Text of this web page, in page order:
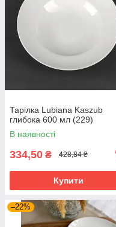
Тарілка Lubiana Kaszub
глибока 600 мл (229)
В наявності
334,50 ₴ 428,84 ₴
Купити
–22%